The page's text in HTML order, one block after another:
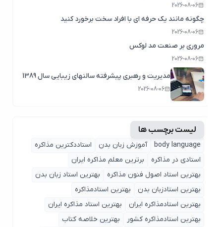
2026-08-06
چگونه مانند یک حرفه ای با افراد سخت برخورد کنید
2026-08-06
مروری بر صنعت مد لوکس
2026-08-06
مدیریت و رهبری پیشرفته سالنهای زیبایی سال 1389
2026-08-06
لیست برچسب ها
body language آموزش زبان بدن
استاددکترین مذاکره
استادی در مذاکره
برترین معلم مذاکره ایران
بهترین استاد اصول ‌فنون مذاکره
بهترین استاد زبان بدن
بهترین استادزبان بدن
بهترین استادمذاکره
بهترین استادمذاکره ایران
بهترین استاد مذاکره ایران
بهترین استادمذاکره کشور
بهترین خلاصه کتاب